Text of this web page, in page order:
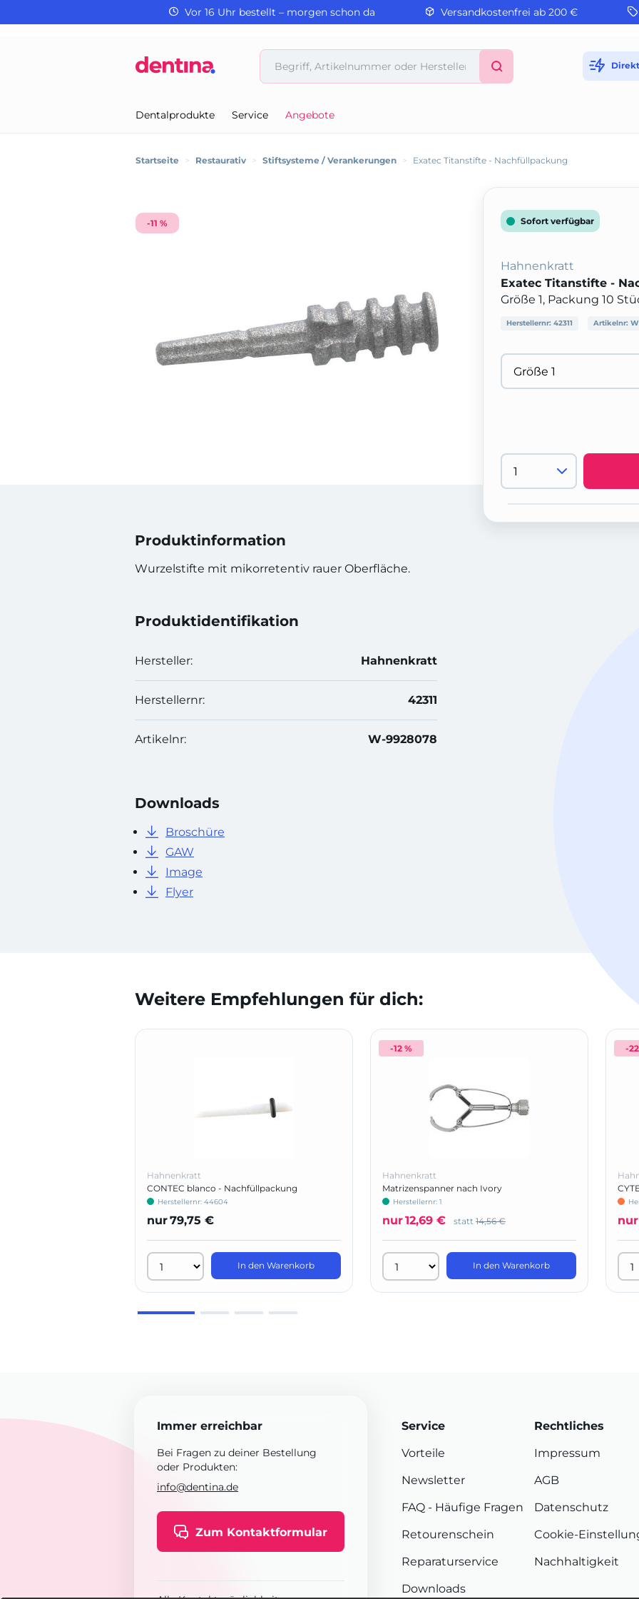
Vor 16 Uhr bestellt – morgen schon da Versandkostenfrei ab 200 €
Dentalprodukte Service Angebote
Startseite > Restaurativ > Stiftsysteme / Verankerungen > Exatec Titanstifte - Nachfüllpackung
-11 %
Produktinformation
Wurzelstifte mit mikorretentiv rauer Oberfläche.
Produktidentifikation
Hersteller: Hahnenkratt
Herstellernr: 42311
Artikelnr: W-9928078
Downloads
Broschüre
GAW
Image
Flyer
Sofort verfügbar
Hahnenkratt
Exatec Titanstifte -
Größe 1, Packung 10
Herstellernr: 42311 Artikelnr:
Weitere Empfehlungen für dich:
Hahnenkratt
CONTEC blanco - Nachfüllpackung
Herstellernr: 44604
nur79,75 €
In den Warenkorb
-12 %
Hahnenkratt
Matrizenspanner nach Ivory
Herstellernr: 1
nur12,69 € statt 14,56 €
In den Warenkorb
-
nur
Immer erreichbar
Bei Fragen zu deiner Bestellung
oder Produkten:
info@dentina.de
Zum Kontaktformular
Service
Vorteile
Newsletter
FAQ - Häufige Fragen
Retourenschein
Reparaturservice
Downloads
Rechtliches
Impressum
AGB
Datenschutz
Cookie-
Nachhaltigkeit